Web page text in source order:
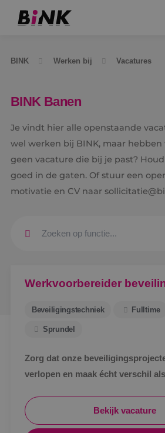
BINK Werken bij Vacatures
BINK Banen
Je vindt hier alle openstaande
wel werken bij BINK, maar
geen vacature die bij je past?
goed in de gaten. Of stuur een
motivatie en CV naar
Werkvoorbereider
Beveiligingstechniek Fulltime
Sprundel
Zorg dat onze
verlopen en maak écht verschil als
Bekijk vacature